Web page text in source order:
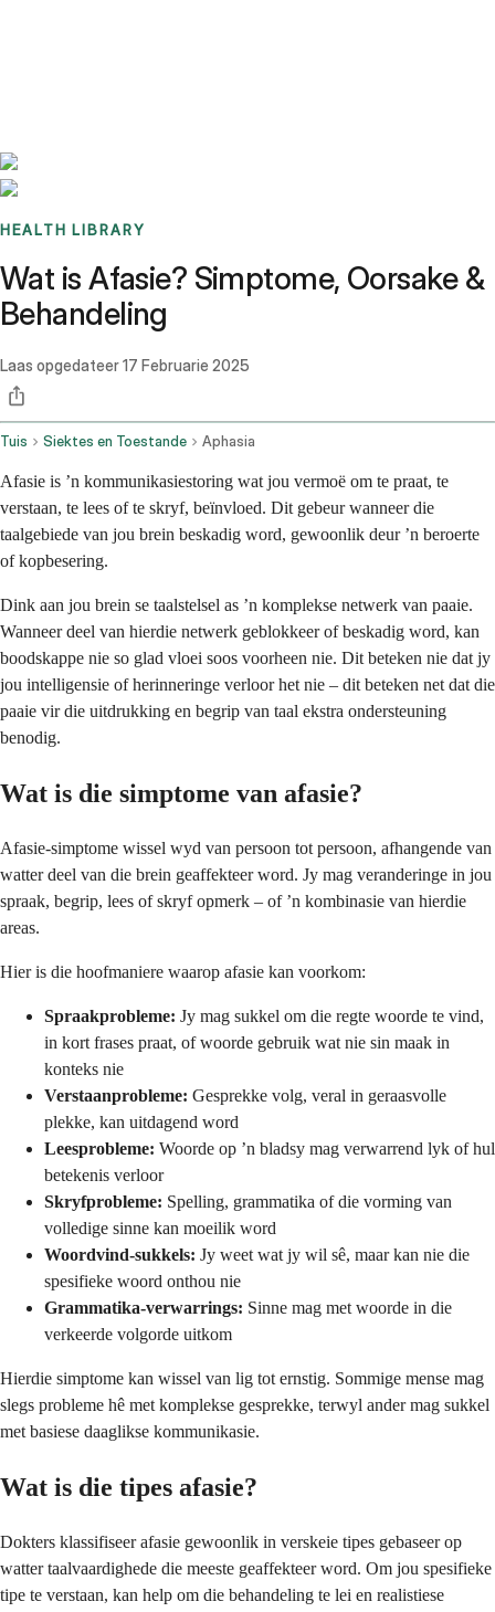
HEALTH LIBRARY
Wat is Afasie? Simptome, Oorsake &
Behandeling
Laas opgedateer17 Februarie 2025
Tuis Siektes en Toestande Aphasia
Afasie is ’n kommunikasiestoring wat jou vermoë om te praat, te
verstaan, te lees of te skryf, beïnvloed. Dit gebeur wanneer die
taalgebiede van jou brein beskadig word, gewoonlik deur ’n beroerte
of kopbesering.
Dink aan jou brein se taalstelsel as ’n komplekse netwerk van paaie.
Wanneer deel van hierdie netwerk geblokkeer of beskadig word, kan
boodskappe nie so glad vloei soos voorheen nie. Dit beteken nie dat jy
jou intelligensie of herinneringe verloor het nie – dit beteken net dat die
paaie vir die uitdrukking en begrip van taal ekstra ondersteuning
benodig.
Wat is die simptome van afasie?
Afasie-simptome wissel wyd van persoon tot persoon, afhangende van
watter deel van die brein geaffekteer word. Jy mag veranderinge in jou
spraak, begrip, lees of skryf opmerk – of ’n kombinasie van hierdie
areas.
Hier is die hoofmaniere waarop afasie kan voorkom:
Spraakprobleme: Jy mag sukkel om die regte woorde te vind,
in kort frases praat, of woorde gebruik wat nie sin maak in
konteks nie
Verstaanprobleme: Gesprekke volg, veral in geraasvolle
plekke, kan uitdagend word
Leesprobleme: Woorde op ’n bladsy mag verwarrend lyk of hul
betekenis verloor
Skryfprobleme: Spelling, grammatika of die vorming van
volledige sinne kan moeilik word
Woordvind-sukkels: Jy weet wat jy wil sê, maar kan nie die
spesifieke woord onthou nie
Grammatika-verwarrings: Sinne mag met woorde in die
verkeerde volgorde uitkom
Hierdie simptome kan wissel van lig tot ernstig. Sommige mense mag
slegs probleme hê met komplekse gesprekke, terwyl ander mag sukkel
met basiese daaglikse kommunikasie.
Wat is die tipes afasie?
Dokters klassifiseer afasie gewoonlik in verskeie tipes gebaseer op
watter taalvaardighede die meeste geaffekteer word. Om jou spesifieke
tipe te verstaan, kan help om die behandeling te lei en realistiese